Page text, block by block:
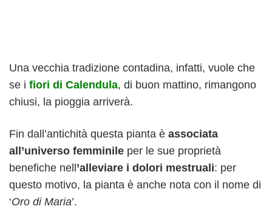
Una vecchia tradizione contadina, infatti, vuole che
se i fiori di Calendula, di buon mattino, rimangono
chiusi, la pioggia arriverà.
Fin dall’antichità questa pianta è associata
all’universo femminile per le sue proprietà
benefiche nell’alleviare i dolori mestruali: per
questo motivo, la pianta è anche nota con il nome di
‘Oro di Maria’.